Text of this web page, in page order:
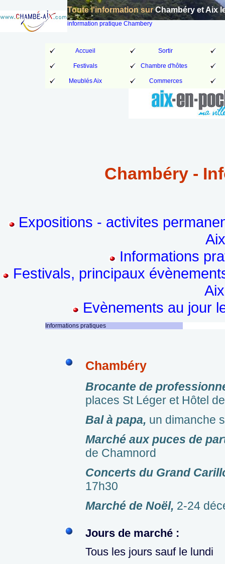
Toute l'information surChambéry et Aix
information pratique Chambery
Accueil Sortir
Festivals Chambre d'hôtes
Meublés Aix Commerces
Chambéry -
Expositions - activites
Informations
Festivals, principaux
Evènements au jour
Informations pratiques
Chambéry
Brocante de
places St Léger et Hôtel
Bal à papa, un dimanche
Marché aux puces de
de Chamnord
Concerts du Grand
17h30
Marché de Noël, 2-24
Jours de marché :
Tous les jours sauf le lundi